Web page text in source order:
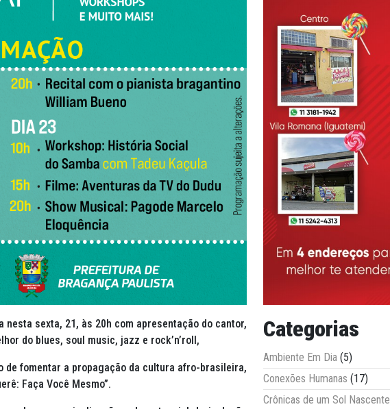
sexta, 21, às 20h com apresentação do cantor,
do blues, soul music, jazz e rock’n’roll,
de fomentar a propagação da cultura afro-brasileira,
Faça Você Mesmo”.
Categorias
Ambiente Em Dia (5)
Conexões Humanas (17)
Crônicas de um Sol Nascente